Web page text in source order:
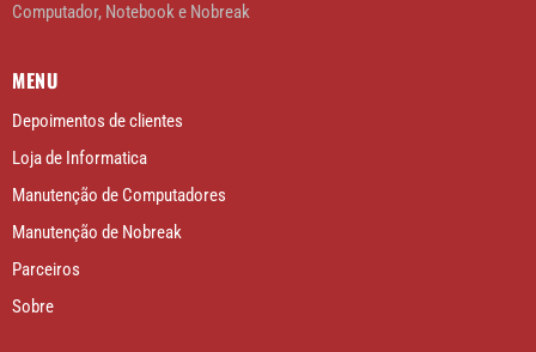
Computador, Notebook e Nobreak
MENU
Depoimentos de clientes
Loja de Informatica
Manutenção de Computadores
Manutenção de Nobreak
Parceiros
Sobre